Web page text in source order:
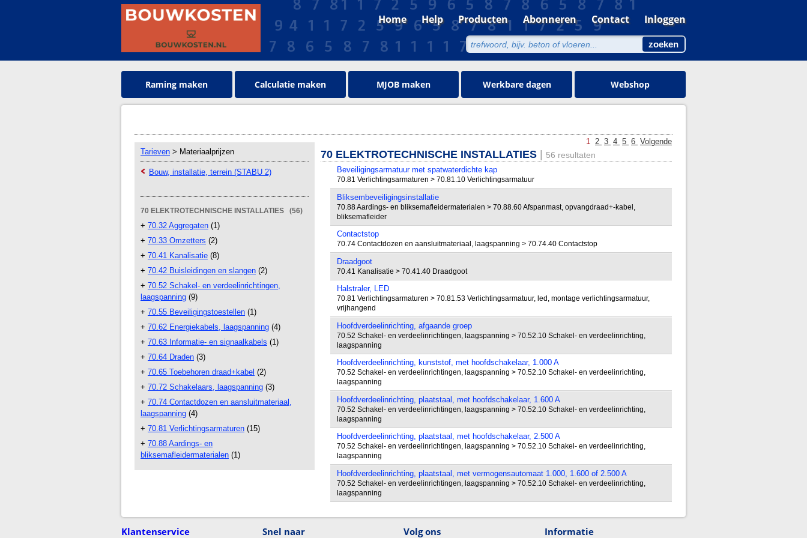
Home Help Producten Abonneren Contact Inloggen
Raming maken Calculatie maken MJOB maken Werkbare dagen Webshop
Tarieven > Materiaalprijzen
Bouw, installatie, terrein (STABU 2)
70 ELEKTROTECHNISCHE INSTALLATIES (56)
+ 70.32 Aggregaten (1)
+ 70.33 Omzetters (2)
+ 70.41 Kanalisatie (8)
+ 70.42 Buisleidingen en slangen (2)
+ 70.52 Schakel- en verdeelinrichtingen,
laagspanning (9)
+ 70.55 Beveiligingstoestellen (1)
+ 70.62 Energiekabels, laagspanning (4)
+ 70.63 Informatie- en signaalkabels (1)
+ 70.64 Draden (3)
+ 70.65 Toebehoren draad+kabel (2)
+ 70.72 Schakelaars, laagspanning (3)
+ 70.74 Contactdozen en aansluitmateriaal,
laagspanning (4)
+ 70.81 Verlichtingsarmaturen (15)
+ 70.88 Aardings- en
bliksemafleidermaterialen (1)
1 2 3 4 5 6 Volgende
70 ELEKTROTECHNISCHE INSTALLATIES 56 resultaten
Beveiligingsarmatuur met spatwaterdichte kap
70.81 Verlichtingsarmaturen > 70.81.10 Verlichtingsarmatuur
Bliksembeveiligingsinstallatie
70.88 Aardings- en bliksemafleidermaterialen > 70.88.60 Afspanmast, opvangdraad+-kabel,
bliksemafleider
Contactstop
70.74 Contactdozen en aansluitmateriaal, laagspanning > 70.74.40 Contactstop
Draadgoot
70.41 Kanalisatie > 70.41.40 Draadgoot
Halstraler, LED
70.81 Verlichtingsarmaturen > 70.81.53 Verlichtingsarmatuur, led, montage verlichtingsarmatuur,
vrijhangend
Hoofdverdeelinrichting, afgaande groep
70.52 Schakel- en verdeelinrichtingen, laagspanning > 70.52.10 Schakel- en verdeelinrichting,
laagspanning
Hoofdverdeelinrichting, kunststof, met hoofdschakelaar, 1.000 A
70.52 Schakel- en verdeelinrichtingen, laagspanning > 70.52.10 Schakel- en verdeelinrichting,
laagspanning
Hoofdverdeelinrichting, plaatstaal, met hoofdschakelaar, 1.600 A
70.52 Schakel- en verdeelinrichtingen, laagspanning > 70.52.10 Schakel- en verdeelinrichting,
laagspanning
Hoofdverdeelinrichting, plaatstaal, met hoofdschakelaar, 2.500 A
70.52 Schakel- en verdeelinrichtingen, laagspanning > 70.52.10 Schakel- en verdeelinrichting,
laagspanning
Hoofdverdeelinrichting, plaatstaal, met vermogensautomaat 1.000, 1.600 of 2.500 A
70.52 Schakel- en verdeelinrichtingen, laagspanning > 70.52.10 Schakel- en verdeelinrichting,
laagspanning
Klantenservice Snel naar Volg ons Informatie